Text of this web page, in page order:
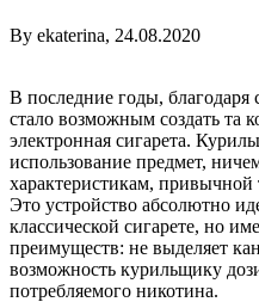
By ekaterina, 24.08.2020
В последние годы,
стало возможным создать та
электронная сигарета.
использование предмет,
характеристикам, привычной
Это устройство абсолютно
классической сигарете, но
преимуществ: не выделяет
возможность курильщику
потребляемого никотина.